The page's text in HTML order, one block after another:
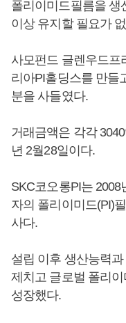
폴리이미드필름을 생
이상 유지할 필요가
사모펀드 글렌우드프
리아PI홀딩스를 만들
분을 사들였다.
거래금액은 각각
년 2월28일이다.
SKC코오롱PI는
자의 폴리이미드(PI)
사다.
설립 이후 생산능력
제치고 글로벌 폴리
성장했다.